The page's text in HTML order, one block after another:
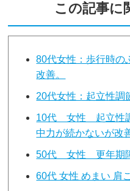
この記事に
80代女性：歩行時の
改善。
20代女性：起立性調
10代 女性 起立性
中力が続かないが改
50代 女性 更年期
60代 女性 めまい 肩